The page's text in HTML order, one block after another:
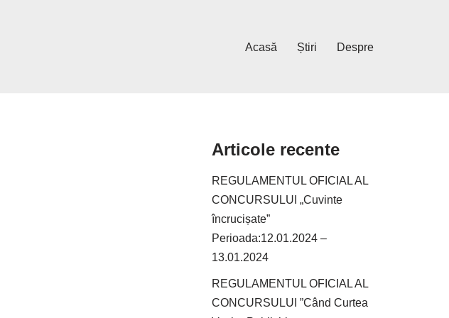
Acasă Știri Despre
Articole recente
REGULAMENTUL OFICIAL AL
CONCURSULUI „Cuvinte
încrucișate”
Perioada:12.01.2024 –
13.01.2024
REGULAMENTUL OFICIAL AL
CONCURSULUI ”Când Curtea